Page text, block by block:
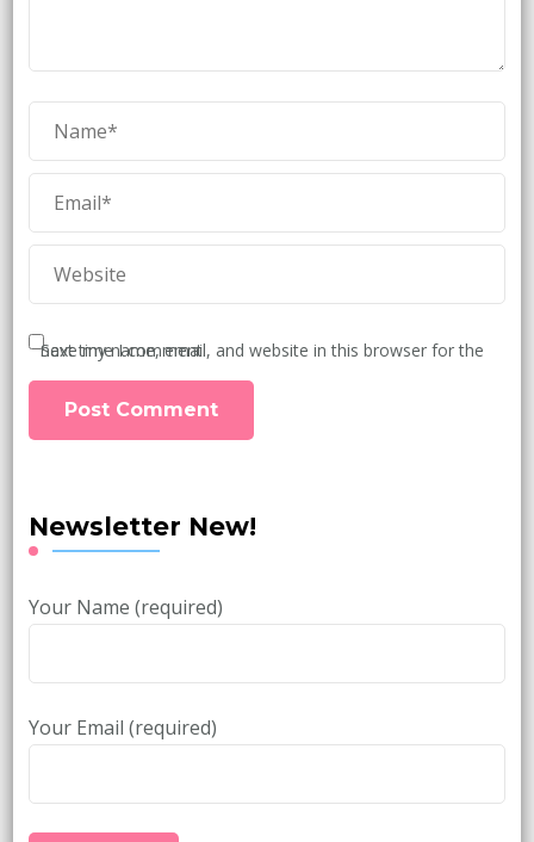
Save my name, email, and website in this browser for the next time I comment.
Newsletter New!
Your Name (required)
Your Email (required)